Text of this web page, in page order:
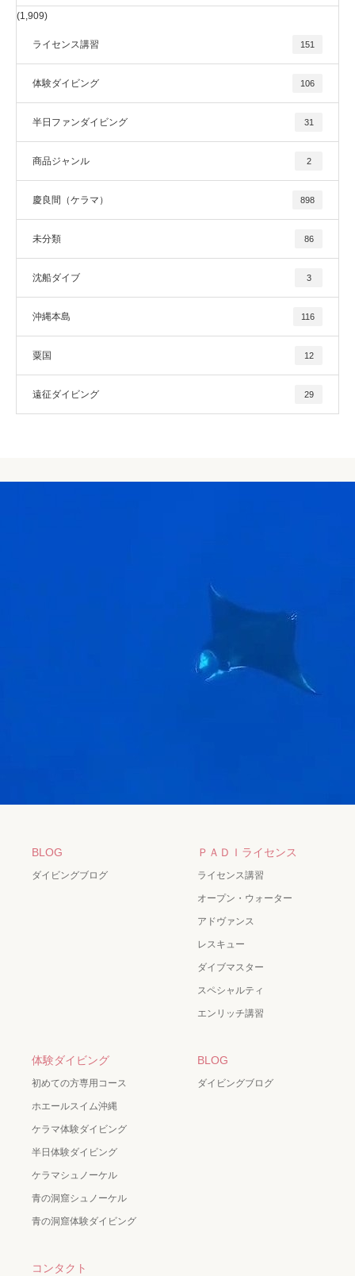
(1,909)
ライセンス講習 151
体験ダイビング 106
半日ファンダイビング 31
商品ジャンル 2
慶良間（ケラマ） 898
未分類 86
沈船ダイブ 3
沖縄本島 116
粟国 12
遠征ダイビング 29
BLOG
ダイビングブログ
ＰＡＤＩライセンス
ライセンス講習
オープン・ウォーター
アドヴァンス
レスキュー
ダイブマスター
スペシャルティ
エンリッチ講習
体験ダイビング
初めての方専用コース
ホエールスイム沖縄
ケラマ体験ダイビング
半日体験ダイビング
ケラマシュノーケル
青の洞窟シュノーケル
青の洞窟体験ダイビング
BLOG
ダイビングブログ
コンタクト